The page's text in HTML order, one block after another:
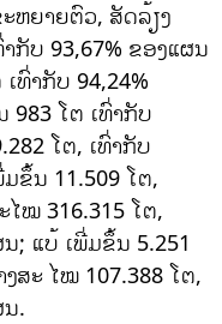
ຫຍາຍຕົວ, ສັດລ້ຽງ
ກັບ 93,67% ຂອງແຜນ
ທົ່າກັບ 94,24%
983 ໂຕ ເທົ່າກັບ
ໂຕ, ເທົ່າກັບ
ຂຶ້ນ 11.509 ໂຕ,
ໄໝ 316.315 ໂຕ,
; ແບ້ ເພີ່ມຂຶ້ນ 5.251
ສະ ໄໝ 107.388 ໂຕ,
.